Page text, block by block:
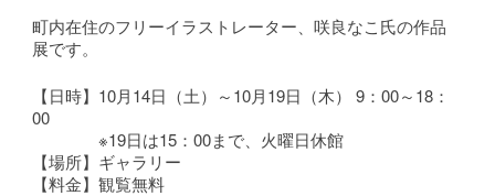
町内在住のフリーイラストレーター、咲良なこ氏の作品
展です。
【日時】10月14日（土）～10月19日（木） 9：00～18：
00
※19日は15：00まで、火曜日休館
【場所】ギャラリー
【料金】観覧無料